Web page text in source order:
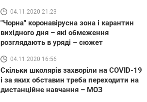
04.11.2020 21:23
"Чорна" коронавірусна зона і карантин
вихідного дня – які обмеження
розглядають в уряді – сюжет
04.11.2020 16:56
Скільки школярів захворіли на COVID-19
і за яких обставин треба переходити на
дистанційне навчання – МОЗ